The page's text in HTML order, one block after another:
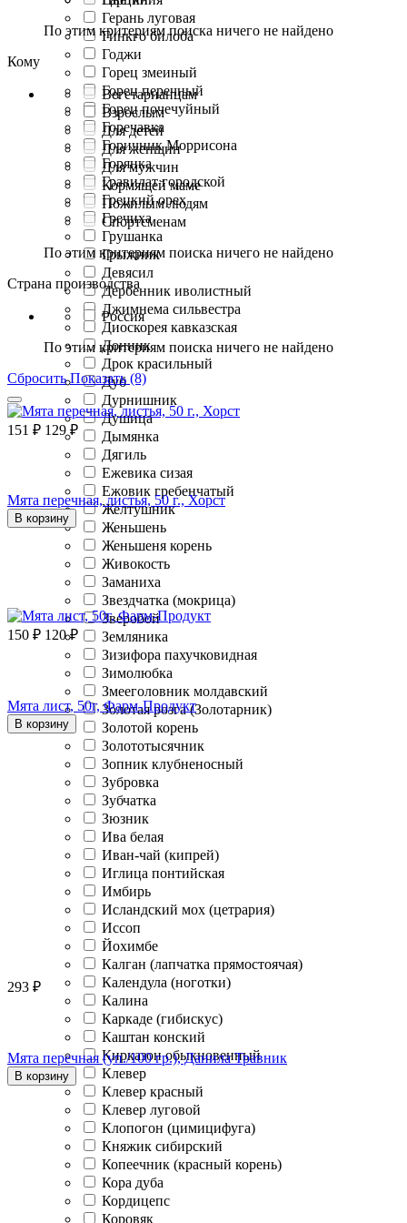
Герань луговая
Гинкго билоба
Годжи
Горец змеиный
Горец перечный
Горец почечуйный
Горечавка
Горичник Моррисона
Горянка
Гравилат городской
Грецкий орех
Гречиха
Грушанка
Грыжник
Девясил
Дербенник иволистный
Джимнема сильвестра
Диоскорея кавказская
Донник
Дрок красильный
Дуб
Дурнишник
Душица
Дымянка
Дягиль
Ежевика сизая
Ежовик гребенчатый
Желтушник
Женьшень
Женьшеня корень
Живокость
Заманиха
Звездчатка (мокрица)
Зверобой
Земляника
Зизифора пахучковидная
Зимолюбка
Змееголовник молдавский
Золотая розга (Золотарник)
Золотой корень
Золототысячник
Зопник клубненосный
Зубровка
Зубчатка
Зюзник
Ива белая
Иван-чай (кипрей)
Иглица понтийская
Имбирь
Исландский мох (цетрария)
Иссоп
Йохимбе
Калган (лапчатка прямостоячая)
Календула (ноготки)
Калина
Каркаде (гибискус)
Каштан конский
Кирказон обыкновенный
Клевер
Клевер красный
Клевер луговой
Клопогон (цимицифуга)
Княжик сибирский
Копеечник (красный корень)
Кора дуба
Кордицепс
Коровяк
По этим критериям поиска ничего не найдено
Кому
Вегетарианцам
Взрослым
Для детей
Для женщин
Для мужчин
Кормящей маме
Пожилым людям
Спортсменам
По этим критериям поиска ничего не найдено
Страна производства
Россия
По этим критериям поиска ничего не найдено
Сбросить Показать (8)
151 ₽ 129 ₽
Мята перечная, листья, 50 г., Хорст
В корзину
150 ₽ 120 ₽
Мята лист, 50г, Фарм-Продукт
В корзину
293 ₽
Мята перечная (уп./100 гр.), Данила Травник
В корзину